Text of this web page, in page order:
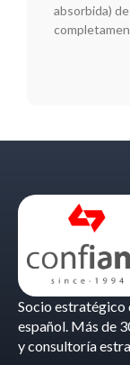
absorbida)
Socio estratégico
español. Más de
y consultoría